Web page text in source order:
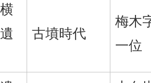
古墳時代
梅木
一位